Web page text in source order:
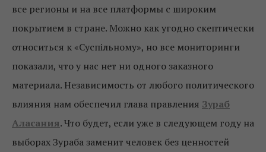
все регионы и на все платформы с широким
покрытием в стране. Можно как угодно скептически
относиться к «Суспільному», но все мониторинги
показали, что у нас нет ни одного заказного
материала. Независимость от любого политического
влияния нам обеспечил глава правления Зураб
Аласания. Что будет, если уже в следующем году на
выборах Зураба заменит человек без ценностей